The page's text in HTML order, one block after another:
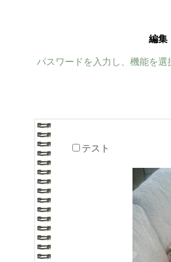
編集
パスワードを入力し、機能を
テスト